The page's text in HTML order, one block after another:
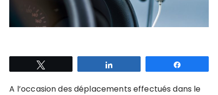
A l’occasion des déplacements effectués dans le